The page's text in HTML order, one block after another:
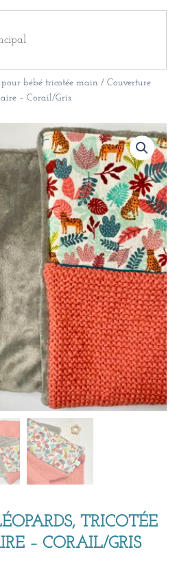
bébé tricotée main / Couverture
– Corail/Gris
TRICOTÉE
– CORAIL/GRIS